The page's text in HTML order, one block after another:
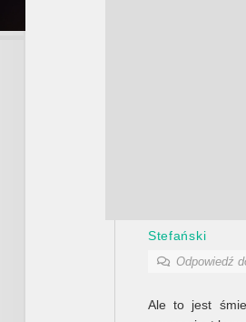
Stefański
Odpowiedź
Ale to jest